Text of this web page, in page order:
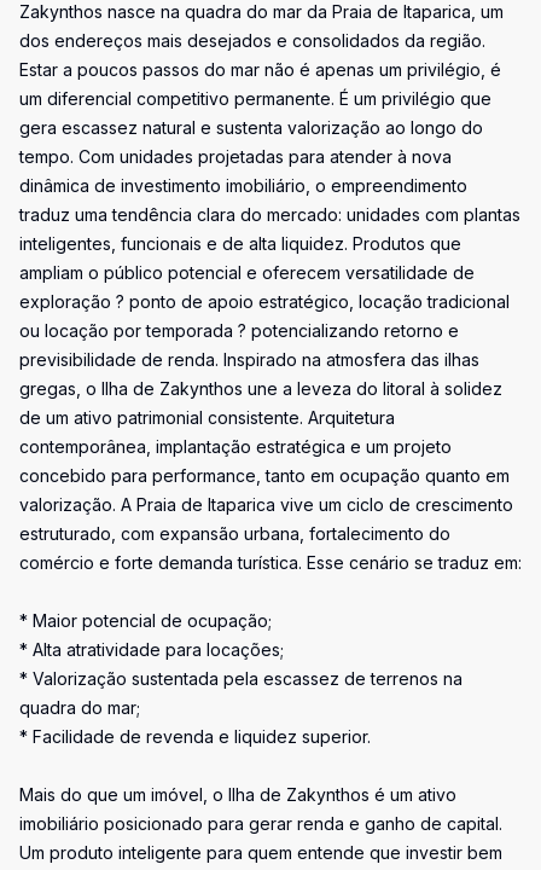
Zakynthos nasce na quadra do mar da Praia de Itaparica, um
dos endereços mais desejados e consolidados da região.
Estar a poucos passos do mar não é apenas um privilégio, é
um diferencial competitivo permanente. É um privilégio que
gera escassez natural e sustenta valorização ao longo do
tempo. Com unidades projetadas para atender à nova
dinâmica de investimento imobiliário, o empreendimento
traduz uma tendência clara do mercado: unidades com plantas
inteligentes, funcionais e de alta liquidez. Produtos que
ampliam o público potencial e oferecem versatilidade de
exploração ? ponto de apoio estratégico, locação tradicional
ou locação por temporada ? potencializando retorno e
previsibilidade de renda. Inspirado na atmosfera das ilhas
gregas, o Ilha de Zakynthos une a leveza do litoral à solidez
de um ativo patrimonial consistente. Arquitetura
contemporânea, implantação estratégica e um projeto
concebido para performance, tanto em ocupação quanto em
valorização. A Praia de Itaparica vive um ciclo de crescimento
estruturado, com expansão urbana, fortalecimento do
comércio e forte demanda turística. Esse cenário se traduz em:
* Maior potencial de ocupação;
* Alta atratividade para locações;
* Valorização sustentada pela escassez de terrenos na
quadra do mar;
* Facilidade de revenda e liquidez superior.
Mais do que um imóvel, o Ilha de Zakynthos é um ativo
imobiliário posicionado para gerar renda e ganho de capital.
Um produto inteligente para quem entende que investir bem